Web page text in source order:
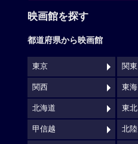
映画館を探す
都道府県から映画館
東京 関東
関西 東海
北海道 東北
甲信越 北陸